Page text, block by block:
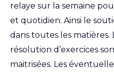
relaye sur la semaine
et quotidien. Ainsi le
dans toutes les matières.
résolution d’exercices
maitrisées. Les